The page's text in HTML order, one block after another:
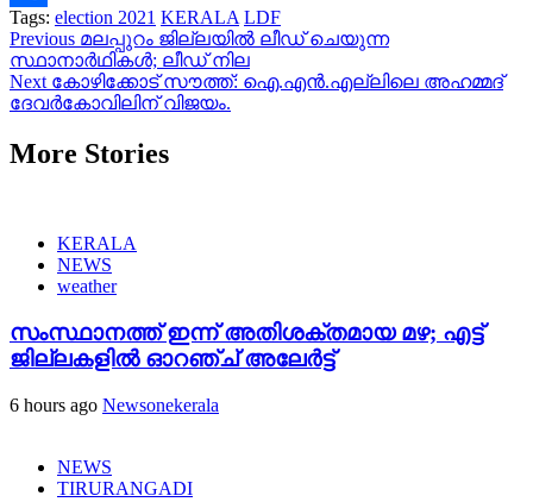
Share
Tags: election 2021 KERALA LDF
Continue
Reading
Previous മലപ്പുറം ജില്ലയില്‍ ലീഡ് ചെയുന്ന
സ്ഥാനാര്‍ഥികള്‍; ലീഡ് നില
Next കോഴിക്കോട് സൗത്ത്: ഐ.എൻ.എല്ലിലെ അഹമ്മദ്
ദേവർകോവിലിന് വിജയം.
More Stories
KERALA
NEWS
weather
സംസ്ഥാനത്ത് ഇന്ന് അതിശക്തമായ മഴ; എട്ട്
ജില്ലകളിൽ ഓറഞ്ച് അലേര്‍ട്ട്
6 hours ago Newsonekerala
NEWS
TIRURANGADI